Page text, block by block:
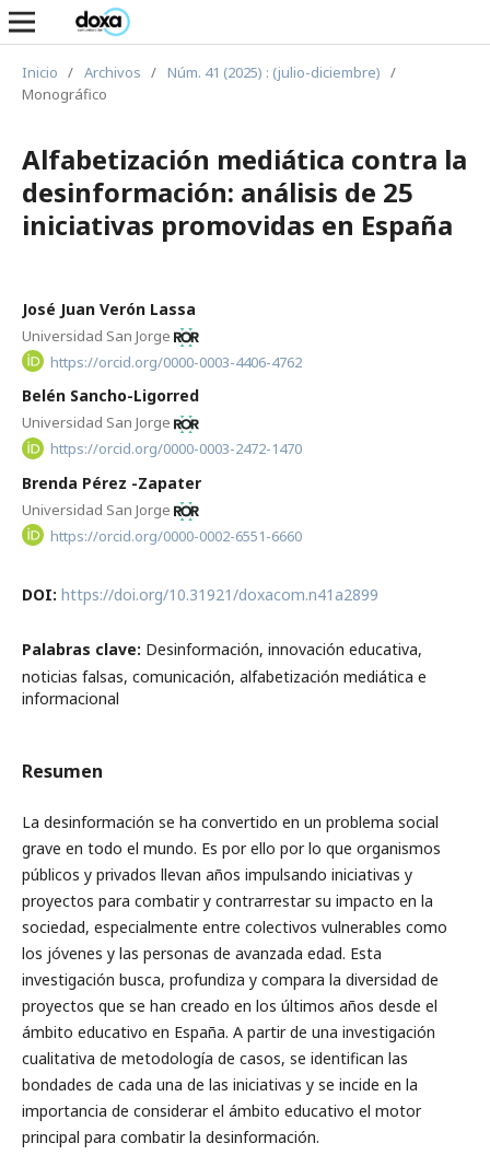
Inicio / Archivos / Núm. 41 (2025) : (julio-diciembre) /
Monográfico
Alfabetización mediática contra la
desinformación: análisis de 25
iniciativas promovidas en España
José Juan Verón Lassa
Universidad San Jorge
https://orcid.org/0000-0003-4406-4762
Belén Sancho-Ligorred
Universidad San Jorge
https://orcid.org/0000-0003-2472-1470
Brenda Pérez -Zapater
Universidad San Jorge
https://orcid.org/0000-0002-6551-6660
DOI: https://doi.org/10.31921/doxacom.n41a2899
Palabras clave: Desinformación, innovación educativa,
noticias falsas, comunicación, alfabetización mediática e
informacional
Resumen
La desinformación se ha convertido en un problema social
grave en todo el mundo. Es por ello por lo que organismos
públicos y privados llevan años impulsando iniciativas y
proyectos para combatir y con­trarrestar su impacto en la
sociedad, especialmente entre colectivos vulnerables como
los jóvenes y las personas de avanzada edad. Esta
investigación busca, profundiza y compara la diversidad de
proyectos que se han creado en los últimos años desde el
ámbito educativo en España. A partir de una investigación
cualitativa de metodología de casos, se identifican las
bondades de cada una de las iniciativas y se incide en la
importancia de considerar el ámbito educativo el motor
principal para combatir la desinformación.